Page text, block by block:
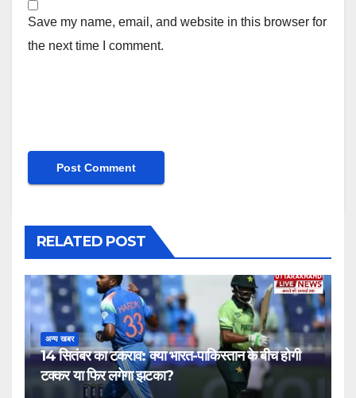
Save my name, email, and website in this browser for
the next time I comment.
RELATED POST
अन्य खबर
14 सितंबर का टकराव: क्या भारत-पाकिस्तान के बीच होगी
टक्कर या फिर लगेगा झटका?